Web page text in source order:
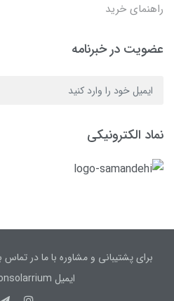
راهنمای خرید
عضویت در خبرنامه
نماد الکترونیکی
برای پشتیبانی و مشاوره با ما در تماس باشد.
ایمیل inf0@lotionsolarrium